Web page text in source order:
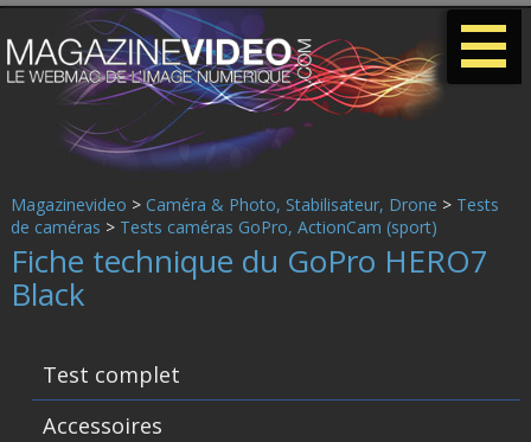
Magazinevideo > Caméra & Photo, Stabilisateur, Drone > Tests
de caméras > Tests caméras GoPro, ActionCam (sport)
Fiche technique du GoPro HERO7
Black
Test complet
Accessoires
-
-
-